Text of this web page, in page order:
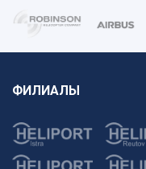
ФИЛИАЛЫ